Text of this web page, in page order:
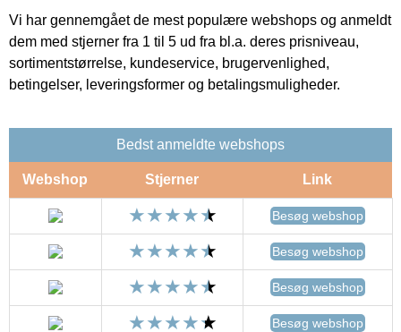
Vi har gennemgået de mest populære webshops og anmeldt
dem med stjerner fra 1 til 5 ud fra bl.a. deres prisniveau,
sortimentstørrelse, kundeservice, brugervenlighed,
betingelser, leveringsformer og betalingsmuligheder.
Bedst anmeldte webshops
Webshop Stjerner Link
Besøg webshop
Besøg webshop
Besøg webshop
Besøg webshop